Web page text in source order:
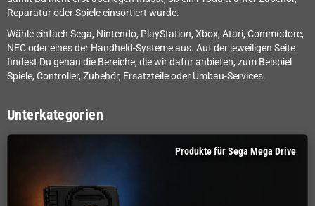
Reparatur oder Spiele einsortiert wurde.
Wähle einfach Sega, Nintendo, PlayStation, Xbox, Atari, Commodore,
NEC oder eines der Handheld-Systeme aus. Auf der jeweiligen Seite
findest Du genau die Bereiche, die wir dafür anbieten, zum Beispiel
Spiele, Controller, Zubehör, Ersatzteile oder Umbau-Services.
Unterkategorien
Produkte für Sega Mega Drive